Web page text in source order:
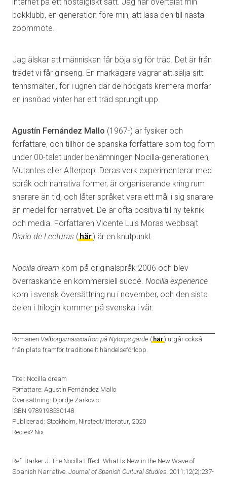
bokklubb, en generation före min, att läsa den till nästa
zoommöte.
Jag älskar att människan får böja sig för träd. Det är från
trädet vi får ginseng. En markägare vägrar att sälja sitt
tennsmälteri, för i ugnen där de nödgats kremera morfar
en insnöad vinter har ett träd sprungit upp.
Agustín Fernández Mallo (1967-) är fysiker och
författare, och tillhör de spanska författare som tog form
under 00-talet under benämningen Nocilla-generationen,
Mutantes eller Afterpop. Deras verk experimenterar med
språk och narrativa former, är organiserande kring rum
snarare än tid, och låter språket vara ett mål i sig snarare
än medel för narrativet. De är ofta positiva till ny teknik
och media. Författaren Vicente Luis Moras webbsajt
Diario de Lecturas (här) är en knutpunkt.
Nocilla dream kom på originalspråk 2006 och blev
överraskande en kommersiell succé. Nocilla experience
kom i svensk översättning nu i november, och den sista
delen i trilogin kommer på svenska i vår.
Romanen Valborgsmässoafton på Nytorps gärde ( här) utgår också
från plats framför traditionellt händelseförlopp.
Titel: Nocilla dream
Författare: Agustín Fernández Mallo
Översättning: Djordje Zarkovic.
ISBN 9789198530148
Publicerad: Stockholm, Nirstedt/litteratur, 2020
Rec-ex? Nix
Ref: Barker J. The Nocilla Effect: What Is New in the New Wave of
Spanish Narrative. Journal of Spanish Cultural Studies . 2011;12(2):237-